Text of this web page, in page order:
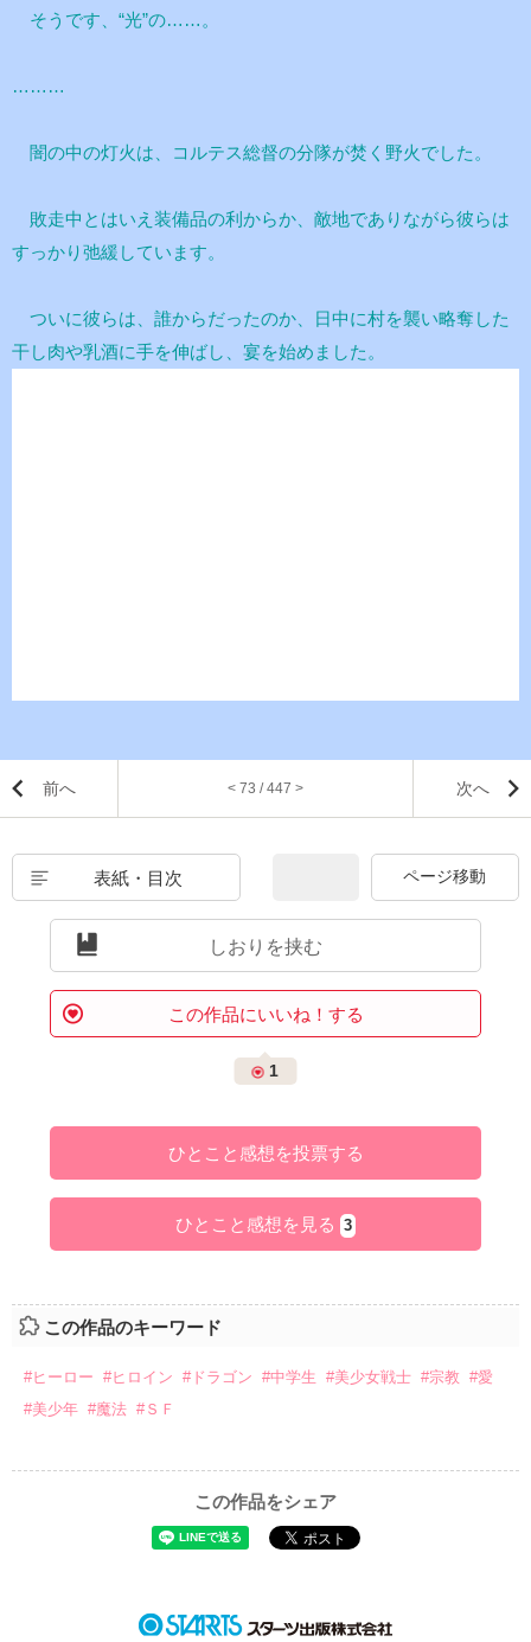
そうです、“光”の……。
………
闇の中の灯火は、コルテス総督の分隊が焚く野火でした。
敗走中とはいえ装備品の利からか、敵地でありながら彼らは
すっかり弛緩しています。
ついに彼らは、誰からだったのか、日中に村を襲い略奪した
干し肉や乳酒に手を伸ばし、宴を始めました。
前へ < 73 / 447 > 次へ
表紙・目次
しおりを挟む
この作品にいいね！する
1
ひとこと感想を投票する
ひとこと感想を見る 3
この作品のキーワード
#ヒーロー #ヒロイン #ドラゴン #中学生 #美少女戦士 #宗教 #愛
#美少年 #魔法 #ＳＦ
この作品をシェア